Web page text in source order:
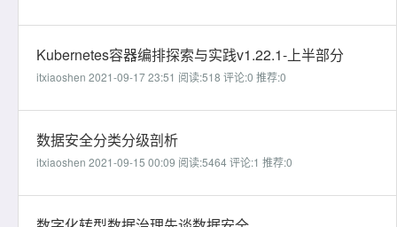
Kubernetes容器编排探索与实践v1.22.1-上半部分
itxiaoshen 2021-09-17 23:51 阅读:518 评论:0 推荐:0
数据安全分类分级剖析
itxiaoshen 2021-09-15 00:09 阅读:5464评论:1 推荐:0